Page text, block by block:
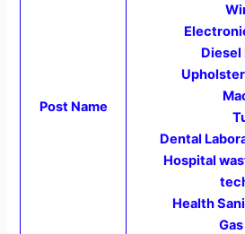
Post Name
Diesel
Dental
Hospital
Health